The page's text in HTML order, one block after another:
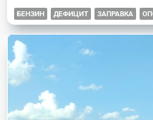
БЕНЗИН ДЕФИЦИТ ЗАПРАВКА